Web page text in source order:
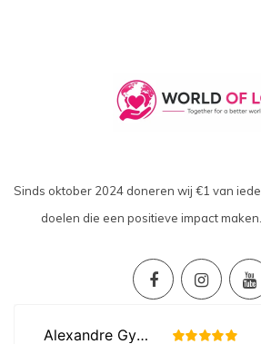
Sinds oktober 2024 doneren wij €1 van
doelen die een positieve impact maken.